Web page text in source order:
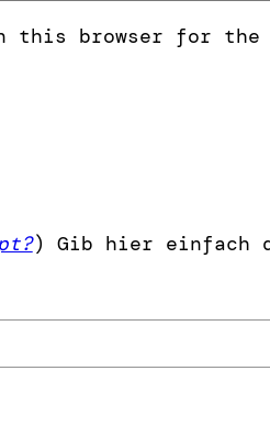
this browser for the
) Gib hier einfach